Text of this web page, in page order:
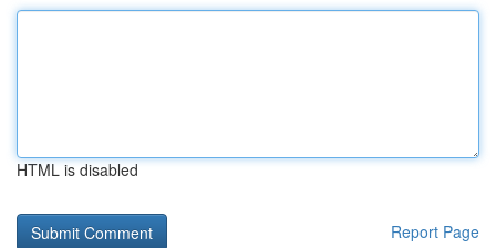
HTML is disabled
Report Page